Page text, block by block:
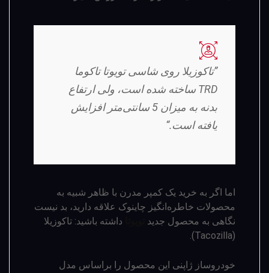
”تاکوزیلا روی شاسی تویوتا تاکوما
TRD ساخته شده است، ولی ارتفاع
بدنه به میزان 5 سانتی‌متر افزایش
یافته است.“
اما اگر به خرید یک کمپر مدرن با ظاهر شبیه به
محصولات خاطره­‌انگیز چاینوک علاقه دارید، بد نیست
نگاهی به محصول جدید
داشته باشید: تاکوزیلا
(Tacozilla).
خودروساز ژاپنی این محصول را براساس مدل